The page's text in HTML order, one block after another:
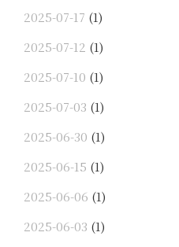
2025-07-17 (1)
2025-07-12 (1)
2025-07-10 (1)
2025-07-03 (1)
2025-06-30 (1)
2025-06-15 (1)
2025-06-06 (1)
2025-06-03 (1)